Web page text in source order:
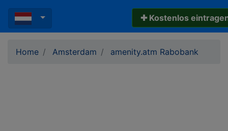
✚ Kostenlos
Home Amsterdam amenity.atm Rabobank